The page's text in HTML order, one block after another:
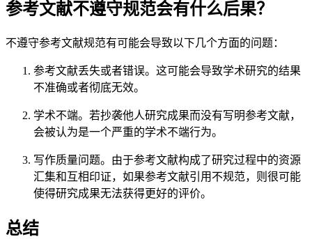
参考文献不遵守规范会有什么后果？
不遵守参考文献规范有可能会导致以下几个方面的问题：
参考文献丢失或者错误。这可能会导致学术研究的结果
不准确或者彻底无效。
学术不端。若抄袭他人研究成果而没有写明参考文献，
会被认为是一个严重的学术不端行为。
写作质量问题。由于参考文献构成了研究过程中的资源
汇集和互相印证，如果参考文献引用不规范，则很可能
使得研究成果无法获得更好的评价。
总结